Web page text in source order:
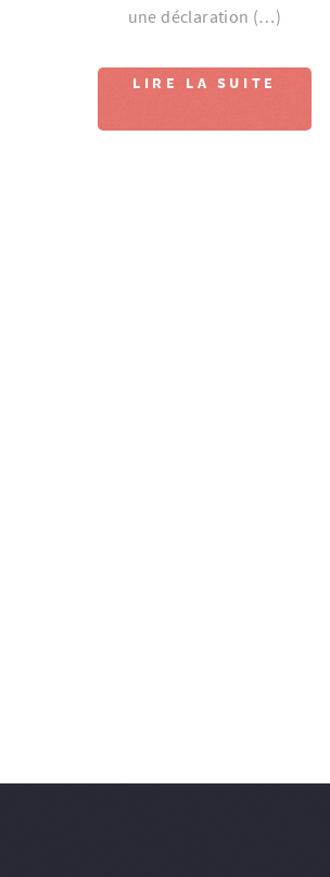
une déclaration (…)
LIRE LA SUITE